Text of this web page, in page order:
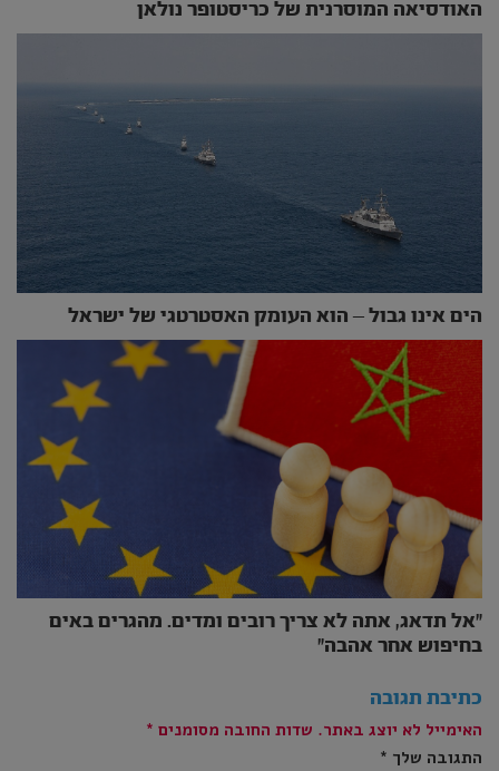
האודסיאה המוסרנית של כריסטופר נולאן
הים אינו גבול – הוא העומק האסטרטגי של ישראל
״אל תדאג, אתה לא צריך רובים ומדים. מהגרים באים
בחיפוש אחר אהבה״
כתיבת תגובה
האימייל לא יוצג באתר. שדות החובה מסומנים *
התגובה שלך *